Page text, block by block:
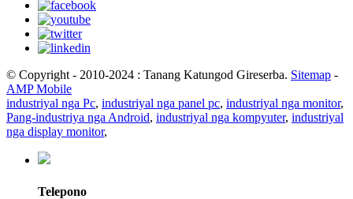
© Copyright - 2010-2024 : Tanang Katungod Gireserba. Sitemap -
AMP Mobile
industriyal nga Pc, industriyal nga panel pc, industriyal nga monitor,
Pang-industriya nga Android, industriyal nga kompyuter, industriyal
nga display monitor,
Telepono